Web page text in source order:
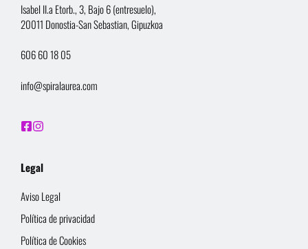
Isabel II.a Etorb., 3, Bajo 6 (entresuelo),
20011 Donostia-San Sebastian, Gipuzkoa
606 60 18 05
info@spiralaurea.com
Legal
Aviso Legal
Política de privacidad
Política de Cookies